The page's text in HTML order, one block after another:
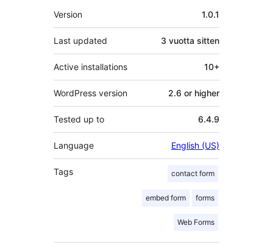
Metatiedot
Version 1.0.1
Last updated 3 vuotta sitten
Active installations 10+
WordPress version 2.6 or higher
Tested up to 6.4.9
Language English (US)
Tags contact form
embed form forms
Web Forms